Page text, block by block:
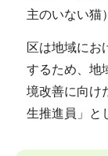
主のいない猫
区は地域にお
するため、地
境改善に向け
生推進員」と